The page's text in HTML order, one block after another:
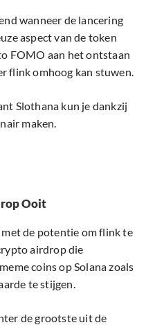
wanneer de lancering
aspect van de token
FOMO aan het ontstaan
flink omhoog kan stuwen.
Slothana kun je dankzij
maken.
Ooit
de potentie om flink te
airdrop die
coins op Solana zoals
te stijgen.
de grootste uit de